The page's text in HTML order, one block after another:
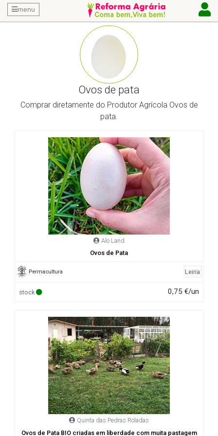
menu
Ovos de pata
Comprar diretamente do Produtor Agrícola Ovos de
pata.
Alo Land
Ovos de Pata
Permacultura Leiria
stock 0,75 €/un
Quinta das Pedras Roladas
Ovos de Pata BIO criadas em liberdade com muita pastagem